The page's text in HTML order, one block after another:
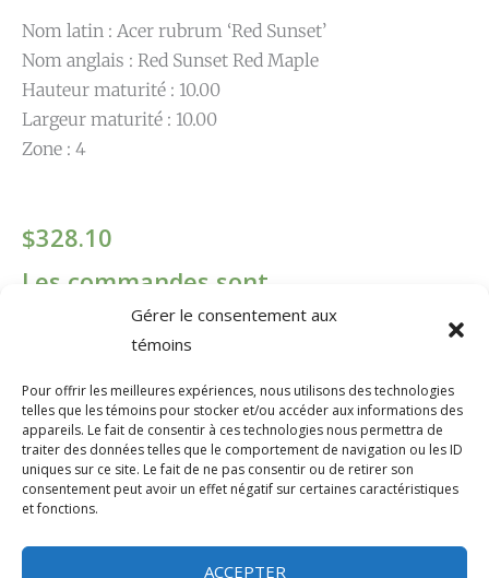
Gérer le consentement aux
témoins
Pour offrir les meilleures expériences, nous utilisons des technologies
telles que les témoins pour stocker et/ou accéder aux informations des
appareils. Le fait de consentir à ces technologies nous permettra de
traiter des données telles que le comportement de navigation ou les ID
uniques sur ce site. Le fait de ne pas consentir ou de retirer son
consentement peut avoir un effet négatif sur certaines caractéristiques
et fonctions.
ACCEPTER
Nom latin : Acer rubrum ‘Red Sunset’
Nom anglais : Red Sunset Red Maple
Hauteur maturité : 10.00
Largeur maturité : 10.00
Zone : 4
$328.10
Les commandes sont
temporairement désactivées.
Contenant
#20
Taille
030MM
quantité
de
Acer
rubrum
Red